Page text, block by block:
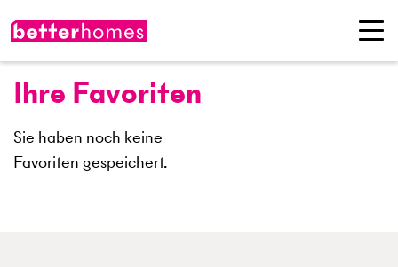
Ihre Favoriten
Sie haben noch keine
Favoriten gespeichert.